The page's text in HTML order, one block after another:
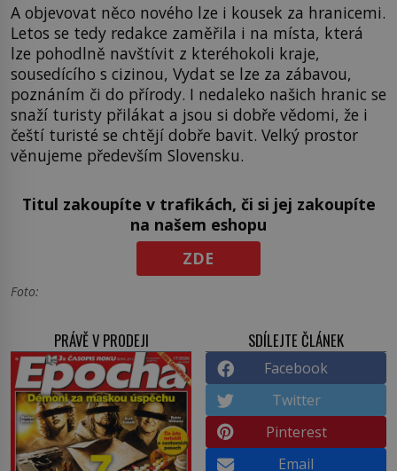
A objevovat něco nového lze i kousek za hranicemi.
Letos se tedy redakce zaměřila i na místa, která
lze pohodlně navštívit z kteréhokoli kraje,
sousedícího s cizinou, Vydat se lze za zábavou,
poznáním či do přírody. I nedaleko našich hranic se
snaží turisty přilákat a jsou si dobře vědomi, že i
čeští turisté se chtějí dobře bavit. Velký prostor
věnujeme především Slovensku.
Titul zakoupíte v trafikách, či si jej zakoupíte
na našem eshopu
ZDE
Foto:
PRÁVĚ V PRODEJI SDÍLEJTE ČLÁNEK
Facebook
Twitter
Pinterest
Email